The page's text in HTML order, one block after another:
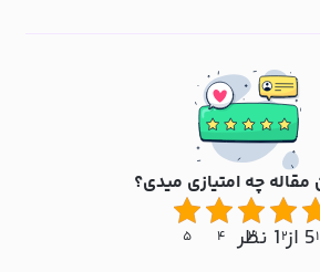
مقاله چه امتیازی میدی؟
5 از 1 نظر۱ ۲ ۳ ۴ ۵